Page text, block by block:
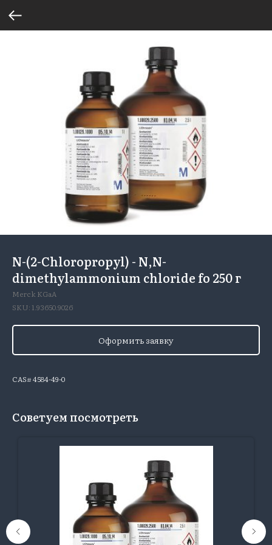
N-(2-Chloropropyl) - N,N-
dimethylammonium chloride fo 250 г
Merck KGaA
SKU: 1.93650.9026
Оформить заявку
CAS# 4584-49-0
Советуем посмотреть